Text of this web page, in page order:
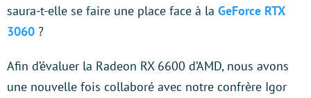
saura-t-elle se faire une place face à la GeForce RTX
3060 ?
Afin d’évaluer la Radeon RX 6600 d’AMD, nous avons
une nouvelle fois collaboré avec notre confrère Igor